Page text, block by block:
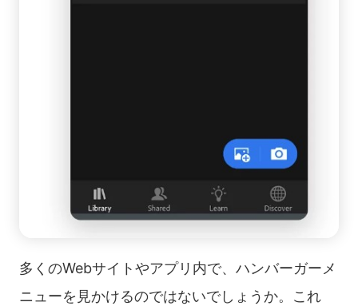
多くのWebサイトやアプリ内で、ハンバーガーメ
ニューを見かけるのではないでしょうか。これ